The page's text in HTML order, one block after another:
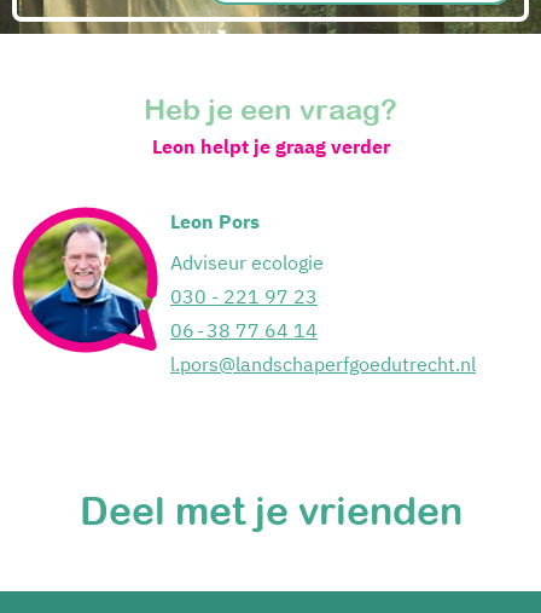
Heb je een vraag?
Leon helpt je graag verder
Leon Pors
Adviseur ecologie
030 - 221 97 23
06 - 38 77 64 14
l.pors@landschaperfgoedutrecht.nl
Deel met je vrienden